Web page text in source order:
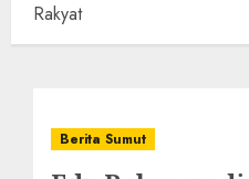
Rakyat
Berita Sumut